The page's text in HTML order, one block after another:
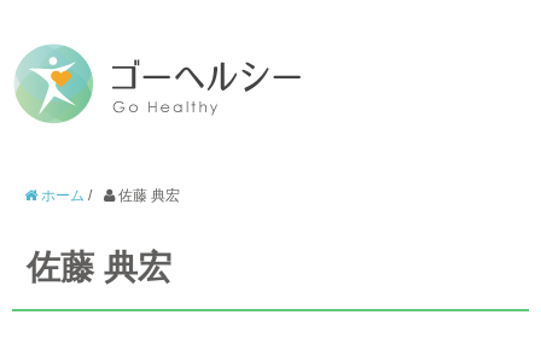
ホーム / 佐藤 典宏
佐藤 典宏